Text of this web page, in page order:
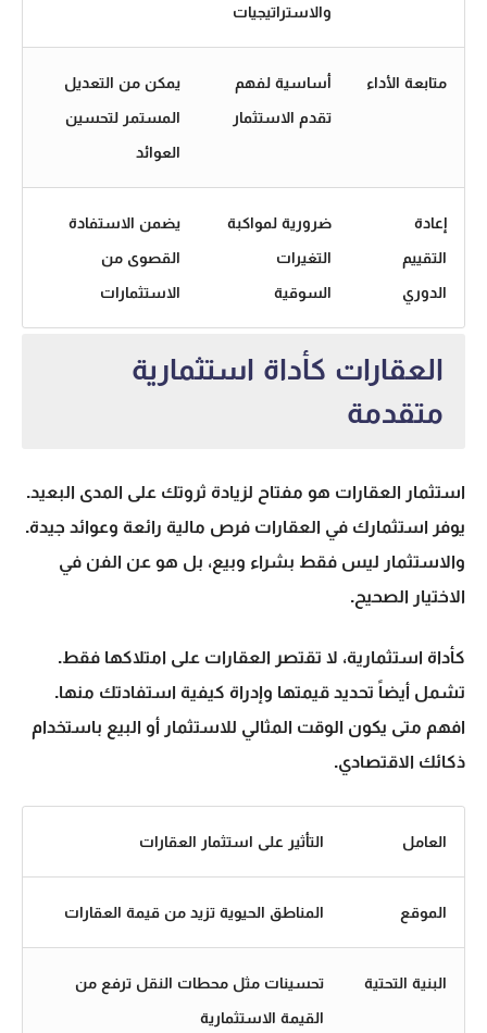
والاستراتيجيات
متابعة الأداء
أساسية لفهم
تقدم الاستثمار
يمكن من التعديل
المستمر لتحسين
العوائد
إعادة
التقييم
الدوري
ضرورية لمواكبة
التغيرات
السوقية
يضمن الاستفادة
القصوى من
الاستثمارات
العقارات كأداة استثمارية
متقدمة
استثمار العقارات هو مفتاح لزيادة ثروتك على المدى البعيد.
يوفر استثمارك في العقارات فرص مالية رائعة وعوائد جيدة.
والاستثمار ليس فقط بشراء وبيع، بل هو عن الفن في
الاختيار الصحيح.
كأداة استثمارية، لا تقتصر العقارات على امتلاكها فقط.
تشمل أيضاً تحديد قيمتها وإدراة كيفية استفادتك منها.
افهم متى يكون الوقت المثالي للاستثمار أو البيع باستخدام
ذكائك الاقتصادي.
العامل التأثير على استثمار العقارات
الموقع المناطق الحيوية تزيد من قيمة العقارات
البنية التحتية
تحسينات مثل محطات النقل ترفع من
القيمة الاستثمارية